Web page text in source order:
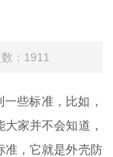
：1911
些标准，比如，
家并不会知道，
准，它就是外壳防